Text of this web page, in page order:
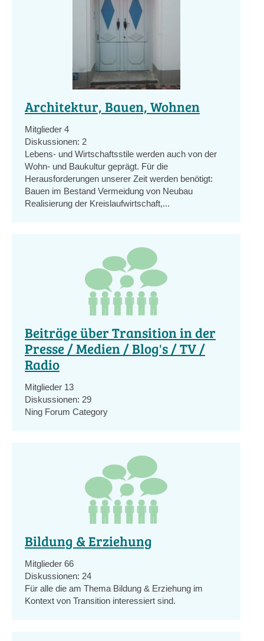
Architektur, Bauen, Wohnen
Mitglieder 4
Diskussionen: 2
Lebens- und Wirtschaftsstile werden auch von der
Wohn- und Baukultur geprägt. Für die
Herausforderungen unserer Zeit werden benötigt:
Bauen im Bestand Vermeidung von Neubau
Realisierung der Kreislaufwirtschaft,...
Beiträge über Transition in der
Presse / Medien / Blog's / TV /
Radio
Mitglieder 13
Diskussionen: 29
Ning Forum Category
Bildung & Erziehung
Mitglieder 66
Diskussionen: 24
Für alle die am Thema Bildung & Erziehung im
Kontext von Transition interessiert sind.